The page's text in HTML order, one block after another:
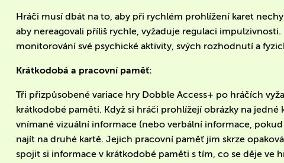
Hráči musí dbát na to, aby při rychlém prohlížení karet
aby nereagovali příliš rychle, vyžaduje regulaci
monitorování své psychické aktivity, svých rozhodnutí a
Krátkodobá a pracovní paměť:
Tři přizpůsobené variace hry Dobble Access+ po hráčích
krátkodobé paměti. Když si hráči prohlížejí obrázky na
vnímané vizuální informace (nebo verbální informace,
najít na druhé kartě. Jejich pracovní paměť jim skrze
spojit si informace v krátkodobé paměti s tím, co se děje ve